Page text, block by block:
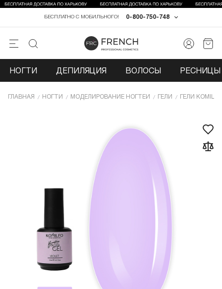
0-800-750-748
БЕСПЛАТНО С МОБИЛЬНОГО!
НОГТИ ДЕПИЛЯЦИЯ ВОЛОСЫ РЕСНИЦЫ
ГЛАВНАЯ НОГТИ МОДЕЛИРОВАНИЕ НОГТЕЙ ГЕЛИ ГЕЛИ KOMILFO